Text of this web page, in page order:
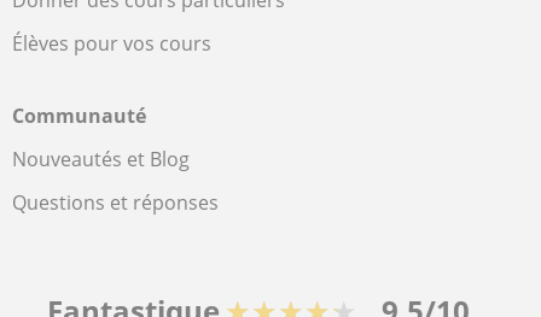
Élèves pour vos cours
Communauté
Nouveautés et Blog
Questions et réponses